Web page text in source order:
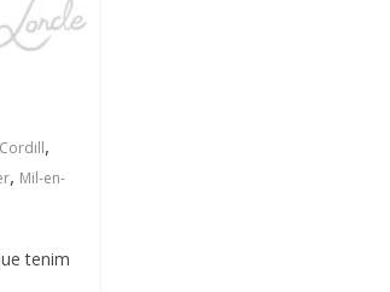
,
, Mil-en-
tenim